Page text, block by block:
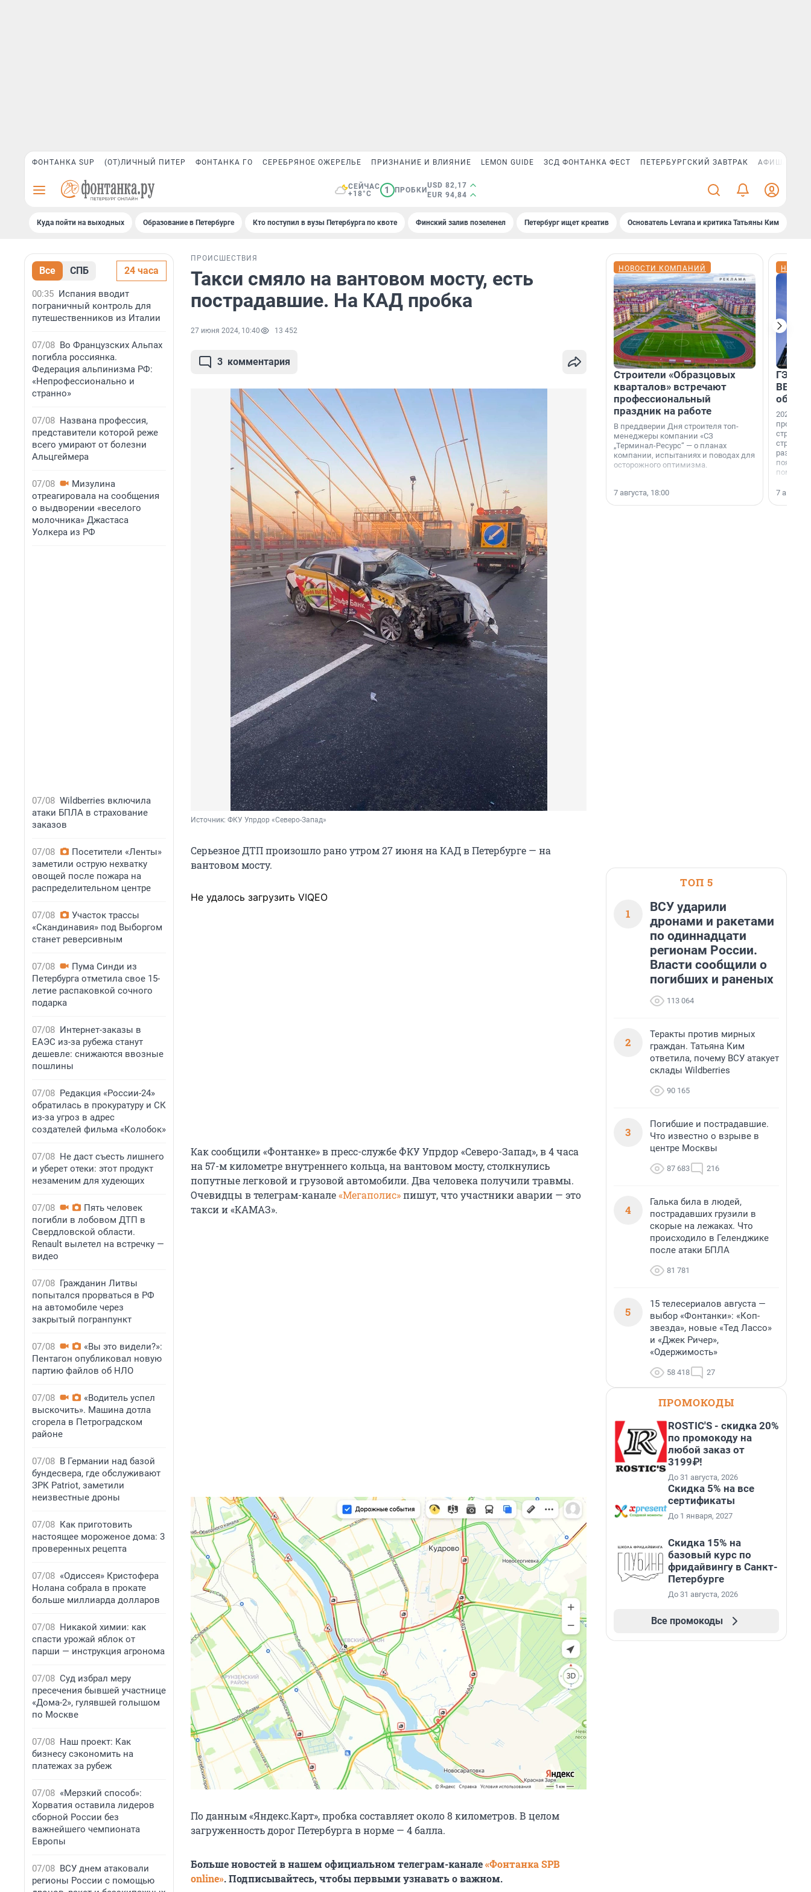
ФОНТАНКА SUP (ОТ)ЛИЧНЫЙ ПИТЕР ФОНТАНКА ГО СЕРЕБРЯНОЕ ОЖЕРЕЛЬЕ ПРИЗНАНИЕ И ВЛИЯНИЕ LEMON GUIDE ЗСД ФОНТАНКА ФЕСТ ПЕТЕРБУРГСКИЙ ЗАВТРАК АФИША PLUS
СЕЙЧАС
+18°C
1 ПРОБКИ
USD 82,17
EUR 94,84
Куда пойти на выходных Образование в Петербурге Кто поступил в вузы Петербурга по квоте Финский залив позеленел Петербург ищет креатив Основатель Levrana и критика Татьяны Ким
Все СПБ 24 часа
00:35 Испания вводит
пограничный контроль для
путешественников из Италии
07/08 Во Французских Альпах
погибла россиянка.
Федерация альпинизма РФ:
«Непрофессионально и
странно»
07/08 Названа профессия,
представители которой реже
всего умирают от болезни
Альцгеймера
07/08
Мизулина
отреагировала на сообщения
о выдворении «веселого
молочника» Джастаса
Уолкера из РФ
07/08 Wildberries включила
атаки БПЛА в страхование
заказов
07/08
Посетители «Ленты»
заметили острую нехватку
овощей после пожара на
распределительном центре
07/08
Участок трассы
«Скандинавия» под Выборгом
станет реверсивным
07/08
Пума Синди из
Петербурга отметила свое 15-
летие распаковкой сочного
подарка
07/08 Интернет-заказы в
ЕАЭС из-за рубежа станут
дешевле: снижаются ввозные
пошлины
07/08 Редакция «России-24»
обратилась в прокуратуру и СК
из-за угроз в адрес
создателей фильма «Колобок»
07/08 Не даст съесть лишнего
и уберет отеки: этот продукт
незаменим для худеющих
07/08
Пять человек
погибли в лобовом ДТП в
Свердловской области.
Renault вылетел на встречку —
видео
07/08 Гражданин Литвы
попытался прорваться в РФ
на автомобиле через
закрытый погранпункт
07/08
«Вы это видели?»:
Пентагон опубликовал новую
партию файлов об НЛО
07/08
«Водитель успел
выскочить». Машина дотла
сгорела в Петроградском
районе
07/08 В Германии над базой
бундесвера, где обслуживают
ЗРК Patriot, заметили
неизвестные дроны
07/08 Как приготовить
настоящее мороженое дома: 3
проверенных рецепта
07/08 «Одиссея» Кристофера
Нолана собрала в прокате
больше миллиарда долларов
07/08 Никакой химии: как
спасти урожай яблок от
парши — инструкция агронома
07/08 Суд избрал меру
пресечения бывшей участнице
«Дома-2», гулявшей голышом
по Москве
07/08 Наш проект: Как
бизнесу сэкономить на
платежах за рубеж
07/08 «Мерзкий способ»:
Хорватия оставила лидеров
сборной России без
важнейшего чемпионата
Европы
07/08 ВСУ днем атаковали
регионы России с помощью
ПРОИСШЕСТВИЯ
Такси смяло на вантовом мосту, есть
пострадавшие. На КАД пробка
27 июня 2024, 10:40 13 452
3 комментария
Источник: ФКУ Упрдор «Северо-Запад»
Серьезное ДТП произошло рано утром 27 июня на КАД в Петербурге — на
вантовом мосту.
Не удалось загрузить VIQEO
Как сообщили «Фонтанке» в пресс-службе ФКУ Упрдор «Северо-Запад», в 4 часа
на 57-м километре внутреннего кольца, на вантовом мосту, столкнулись
попутные легковой и грузовой автомобили. Два человека получили травмы.
Очевидцы в телеграм-канале«Мегаполис»пишут, что участники аварии — это
такси и «КАМАЗ».
По данным «Яндекс.Карт», пробка составляет около 8 километров. В целом
загруженность дорог Петербурга в норме — 4 балла.
Больше новостей в нашем официальном телеграм-канале«Фонтанка SPB
online». Подписывайтесь, чтобы первыми узнавать о важном.
НОВОСТИ КОМПАНИЙ
Строители «Образцовых
кварталов» встречают
профессиональный
праздник на работе
В преддверии Дня строителя топ-
менеджеры компании «СЗ
„Терминал-Ресурс“ — о планах
компании, испытаниях и поводах для
осторожного оптимизма.
7 августа, 18:00
ГЭС,
ВВП: в
об
2026-й —
раз. В
7
ТОП 5
1
ВСУ ударили
дронами и ракетами
по одиннадцати
регионам России.
Власти сообщили о
погибших и раненых
113 064
2
Теракты против мирных
граждан. Татьяна Ким
ответила, почему ВСУ атакует
склады Wildberries
90 165
3
Погибшие и пострадавшие.
Что известно о взрыве в
центре Москвы
87 683 216
4
Галька била в людей,
пострадавших грузили в
скорые на лежаках. Что
происходило в Геленджике
после атаки БПЛА
81 781
5
15 телесериалов августа —
выбор «Фонтанки»: «Коп-
звезда», новые «Тед Лассо»
и «Джек Ричер»,
«Одержимость»
58 418 27
ПРОМОКОДЫ
ROSTIC'S - скидка 20%
по промокоду на
любой заказ от
3199₽!
До 31 августа, 2026
Скидка 5% на все
сертификаты
До 1 января, 2027
Скидка 15% на
базовый курс по
фридайвингу в Санкт-
Петербурге
До 31 августа, 2026
Все промокоды